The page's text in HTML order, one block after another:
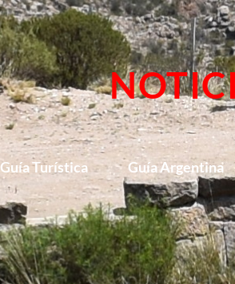
Guía Turística Guía Argentina